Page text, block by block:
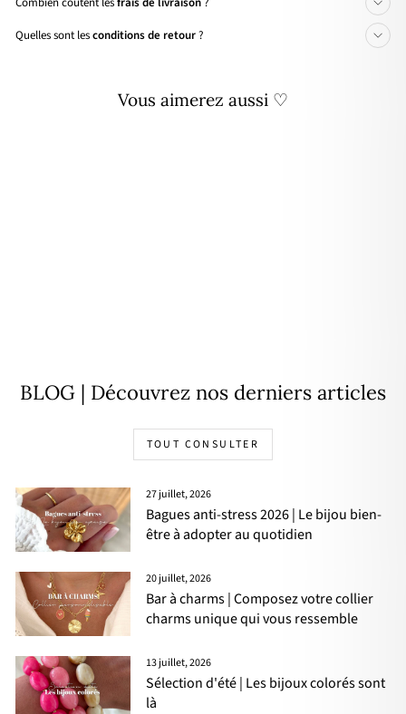
Quelles sont lesconditions de retour?
Vous aimerez aussi ♡
BLOG | Découvrez nos derniers articles
TOUT CONSULTER
27 juillet, 2026
Bagues anti-stress 2026 | Le bijou bien-
être à adopter au quotidien
20 juillet, 2026
Bar à charms | Composez votre collier
charms unique qui vous ressemble
13 juillet, 2026
Sélection d'été | Les bijoux colorés sont
là